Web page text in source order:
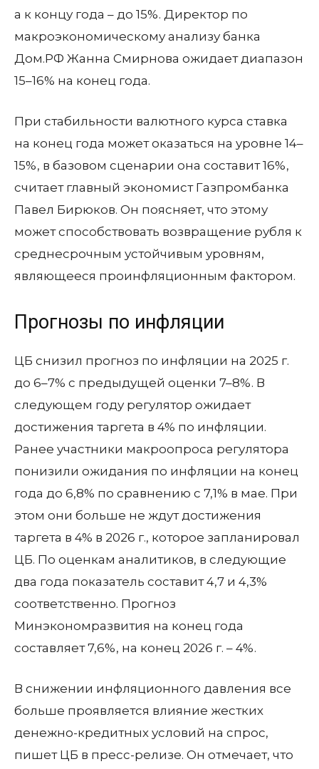
а к концу года – до 15%. Директор по
макроэкономическому анализу банка
Дом.РФ Жанна Смирнова ожидает диапазон
15–16% на конец года.
При стабильности валютного курса ставка
на конец года может оказаться на уровне 14–
15%, в базовом сценарии она составит 16%,
считает главный экономист Газпромбанка
Павел Бирюков. Он поясняет, что этому
может способствовать возвращение рубля к
среднесрочным устойчивым уровням,
являющееся проинфляционным фактором.
Прогнозы по инфляции
ЦБ снизил прогноз по инфляции на 2025 г.
до 6–7% с предыдущей оценки 7–8%. В
следующем году регулятор ожидает
достижения таргета в 4% по инфляции.
Ранее участники макроопроса регулятора
понизили ожидания по инфляции на конец
года до 6,8% по сравнению с 7,1% в мае. При
этом они больше не ждут достижения
таргета в 4% в 2026 г., которое запланировал
ЦБ. По оценкам аналитиков, в следующие
два года показатель составит 4,7 и 4,3%
соответственно. Прогноз
Минэкономразвития на конец года
составляет 7,6%, на конец 2026 г. – 4%.
В снижении инфляционного давления все
больше проявляется влияние жестких
денежно-кредитных условий на спрос,
пишет ЦБ в пресс-релизе. Он отмечает, что